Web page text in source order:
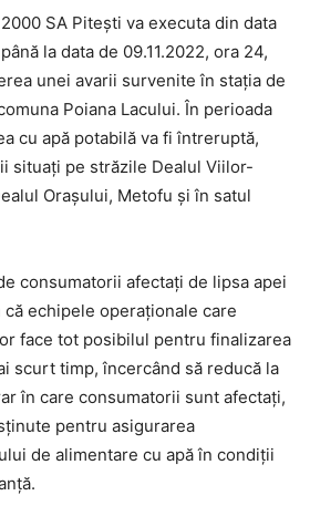
SA Piteşti va executa din data
la data de 09.11.2022, ora 24,
unei avarii survenite în staţia de
Poiana Lacului. În perioada
cu apă potabilă va fi întreruptă,
situaţi pe străzile Dealul Viilor-
Oraşului, Metofu şi în satul
consumatorii afectaţi de lipsa apei
echipele operaţionale care
face tot posibilul pentru finalizarea
scurt timp, încercând să reducă la
în care consumatorii sunt afectaţi,
pentru asigurarea
de alimentare cu apă în condiţii